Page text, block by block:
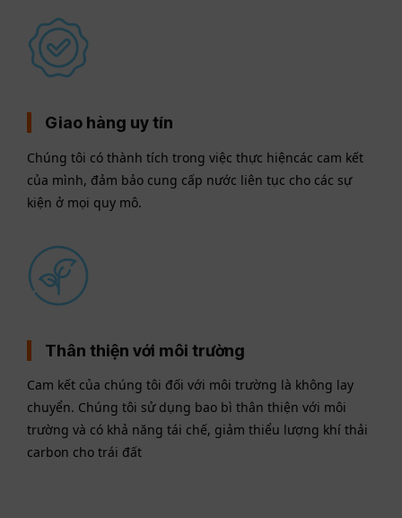
Giao hàng uy tín
Chúng tôi có thành tích trong việc thực hiệncác cam kết
của mình, đảm bảo cung cấp nước liên tục cho các sự
kiện ở mọi quy mô.
Thân thiện với môi trường
Cam kết của chúng tôi đối với môi trường là không lay
chuyển. Chúng tôi sử dụng bao bì thân thiện với môi
trường và có khả năng tái chế, giảm thiểu lượng khí thải
carbon cho trái đất